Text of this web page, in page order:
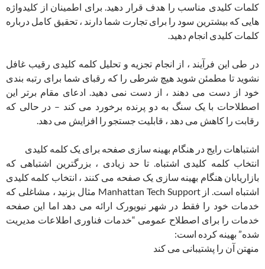
کلمات کلیدی مناسب را هدف قرار دهید. برای اطمینان از کلیدواژه
هایی که بیشترین سود را برای تجارت شما دارند ، تحقیق کامل درباره
کلمات کلیدی انجام دهید.
در طی این فرآیند ، از انجام تجزیه و تحلیل کلمه کلیدی رقیب غافل
نشوید تا مطمئن شوید هیچ شرطی را که رقبای شما برای رتبه بندی
خود از دست می دهند ، از دست نمی دهید. ادعای مقام برتر این
اصطلاحات با یک سنگ به دو پرنده برخورد می کند – در حالی که
رقابت را کاهش می دهد ، قابلیت جستجو را افزایش می دهد.
اشتباهات رایج در هنگام بهینه سازی صفحه برای یک کلمه کلیدی
انتخاب کلمه کلیدی اشتباه. تا حد زیادی ، بزرگترین اشتباهی که
بازاریابان هنگام بهینه سازی یک صفحه می کنند ، انتخاب کلمه کلیدی
اشتباه است. از Manhattan Tech Support مثال بزنید ، مشاغلی که
خدمات خود را فقط در شهر نیویورک ارائه می دهد اما این صفحه
خدمات را برای اصطلاح عمومی “خدمات فناوری اطلاعات مدیریت
شده” بهینه کرده است:
منهتن آن را پشتیبانی می کند